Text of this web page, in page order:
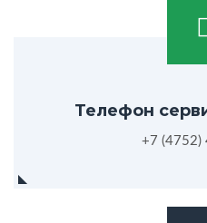
Телефон
+7 (4752)